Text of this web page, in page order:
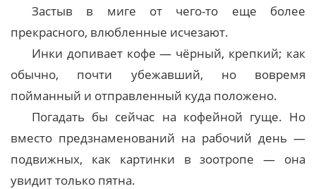
Застыв в миге от чего-то еще более
прекрасного, влюбленные исчезают.
Инки допивает кофе — чёрный, крепкий; как
обычно, почти убежавший, но вовремя
пойманный и отправленный куда положено.
Погадать бы сейчас на кофейной гуще. Но
вместо предзнаменований на рабочий день —
подвижных, как картинки в зоотропе — она
увидит только пятна.